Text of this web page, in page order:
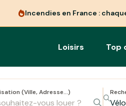
Incendies en France :
Loisirs Top
(Ville, Adresse...)